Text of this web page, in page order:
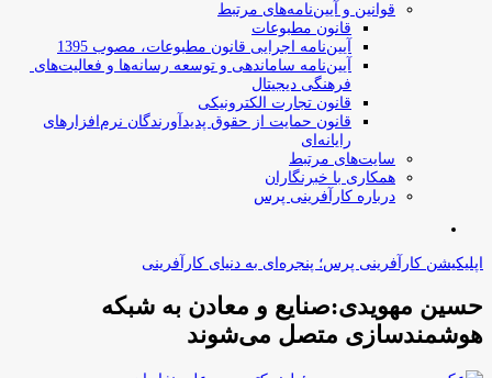
قوانین و آیین‌نامه‌های مرتبط
‌قانون مطبوعات
آیین‌نامه اجرایی قانون مطبوعات، مصوب 1395
آیین‌نامه سامان­دهی و توسعه رسانه­‌ها و فعالیت‌­های
فرهنگی دیجیتال
قانون تجارت الکترونیکی
قانون حمایت از حقوق پدیدآورندگان نرم‌افزارهای
رایانه‌ای
سایت‌های مرتبط
همکاری با خبرنگاران
درباره کارآفرینی پرس
اپلیکیشن کارآفرینی پرس؛ پنجره‌ای به دنیای کارآفرینی
حسین مهویدی:صنایع و‌ معادن به شبکه
هوشمندسازی متصل می‌شوند